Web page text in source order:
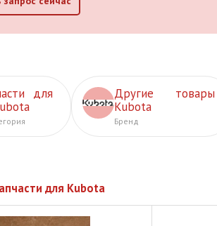
для
Другие товары
Kubota
Бренд
для Kubota